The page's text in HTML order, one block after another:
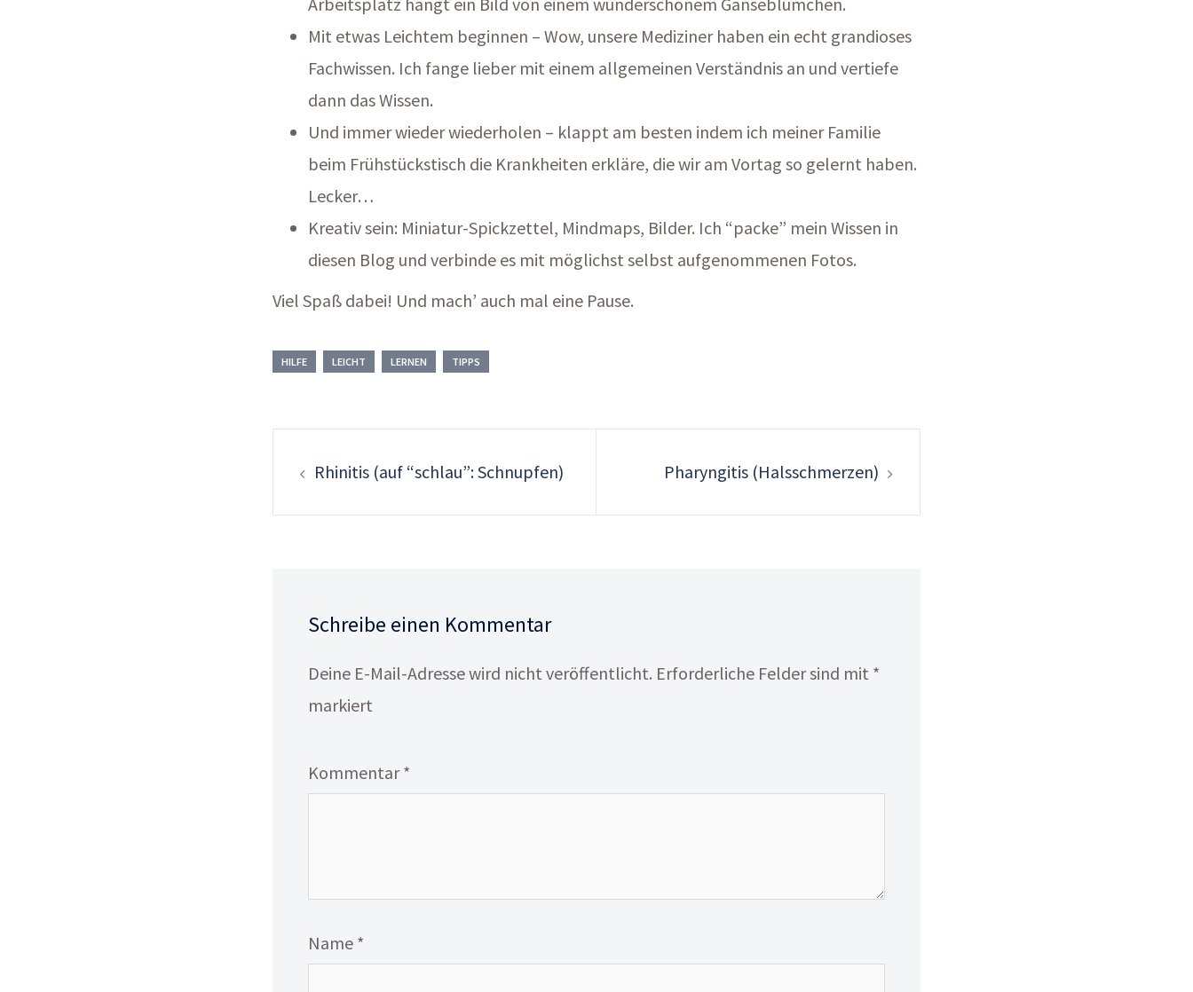
Mit etwas Leichtem beginnen – Wow, unsere Mediziner haben ein echt grandioses
Fachwissen. Ich fange lieber mit einem allgemeinen Verständnis an und vertiefe
dann das Wissen.
Und immer wieder wiederholen – klappt am besten indem ich meiner Familie
beim Frühstückstisch die Krankheiten erkläre, die wir am Vortag so gelernt haben.
Lecker…
Kreativ sein: Miniatur-Spickzettel, Mindmaps, Bilder. Ich “packe” mein Wissen in
diesen Blog und verbinde es mit möglichst selbst aufgenommenen Fotos.
Viel Spaß dabei! Und mach’ auch mal eine Pause.
HILFE LEICHT LERNEN TIPPS
navigationRhinitis (auf “schlau”: Schnupfen) Pharyngitis (Halsschmerzen)
Schreibe einen Kommentar
Deine E-Mail-Adresse wird nicht veröffentlicht. Erforderliche Felder sind mit *
markiert
Kommentar*
Name *